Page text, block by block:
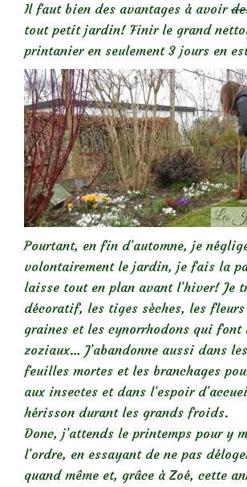
Il faut bien des avantages à avoir
tout petit jardin! Finir le grand
printanier en seulement 3 jours en
Pourtant, en fin d’automne, je
volontairement le jardin, je fais la
laisse tout en plan avant l’hiver! Je
décoratif, les tiges sèches, les fleurs
graines et les cynorrhodons qui font
zoziaux… J’abandonne aussi dans
feuilles mortes et les branchages
aux insectes et dans l’espoir
hérisson durant les grands froids.
Donc, j’attends le printemps pour y
l’ordre, en essayant de ne pas
quand même et, grâce à Zoé, cette